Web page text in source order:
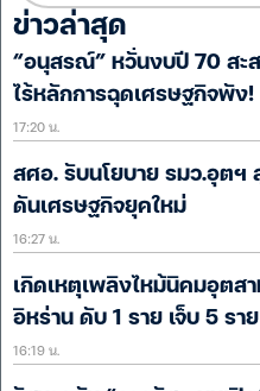
ข่าวล่าสุด
“อนุสรณ์” หวั่นงบปี 70 สะ
ไร้หลักการฉุดเศรษฐกิจพัง!
17:20 น.
สศอ. รับนโยบาย รมว.อุต
ดันเศรษฐกิจยุคใหม่
16:27 น.
เกิดเหตุเพลิงไหม้นิคมอุตส
อิหร่าน ดับ 1 ราย เจ็บ 5 ราย
16:19 น.